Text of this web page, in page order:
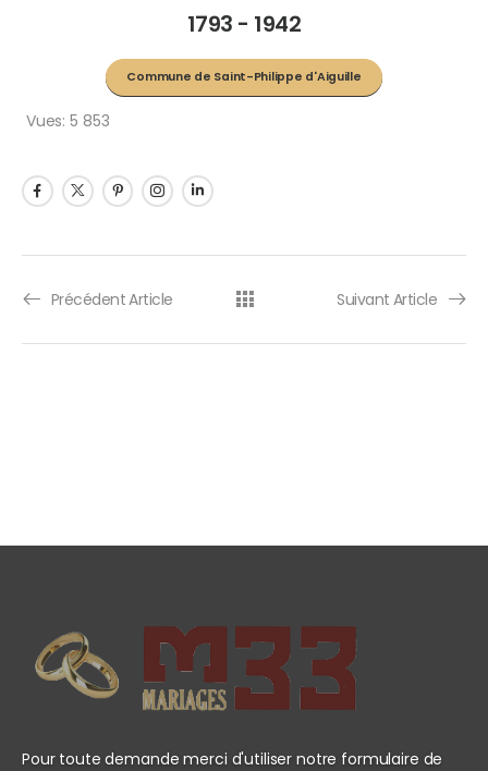
1793 - 1942
Commune de Saint-Philippe d'Aiguille
Vues: 5 853
Précédent Article Suivant Article
Pour toute demande merci d'utiliser notre formulaire de